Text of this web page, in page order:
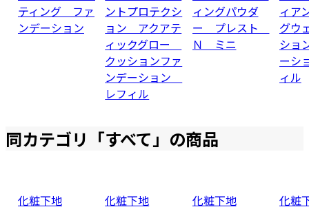
ティング ファ
ンデーション
ントプロテクシ
ョン アクアテ
ィックグロー
クッションファ
ンデーション
レフィル
ィングパウダ
ー プレスト
Ｎ ミニ
ィア
グウ
ショ
ーシ
ィル
同カテゴリ「すべて」の商品
化粧下地
化粧下地
化粧下地
化粧